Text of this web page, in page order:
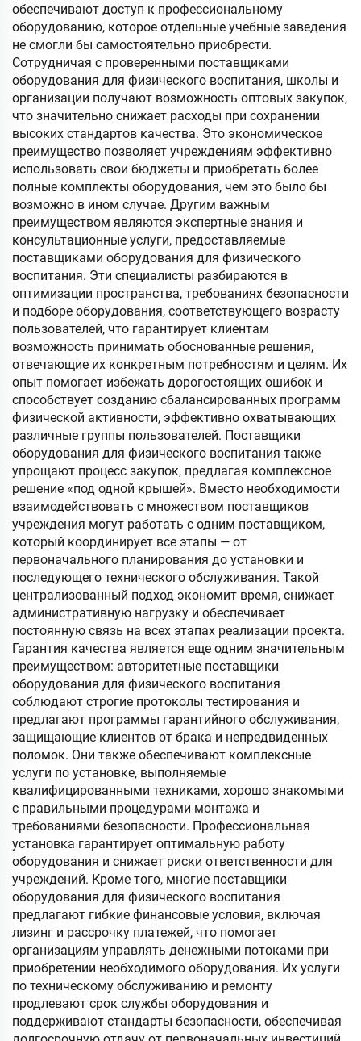
обеспечивают доступ к профессиональному
оборудованию, которое отдельные учебные заведения
не смогли бы самостоятельно приобрести.
Сотрудничая с проверенными поставщиками
оборудования для физического воспитания, школы и
организации получают возможность оптовых закупок,
что значительно снижает расходы при сохранении
высоких стандартов качества. Это экономическое
преимущество позволяет учреждениям эффективно
использовать свои бюджеты и приобретать более
полные комплекты оборудования, чем это было бы
возможно в ином случае. Другим важным
преимуществом являются экспертные знания и
консультационные услуги, предоставляемые
поставщиками оборудования для физического
воспитания. Эти специалисты разбираются в
оптимизации пространства, требованиях безопасности
и подборе оборудования, соответствующего возрасту
пользователей, что гарантирует клиентам
возможность принимать обоснованные решения,
отвечающие их конкретным потребностям и целям. Их
опыт помогает избежать дорогостоящих ошибок и
способствует созданию сбалансированных программ
физической активности, эффективно охватывающих
различные группы пользователей. Поставщики
оборудования для физического воспитания также
упрощают процесс закупок, предлагая комплексное
решение «под одной крышей». Вместо необходимости
взаимодействовать с множеством поставщиков
учреждения могут работать с одним поставщиком,
который координирует все этапы — от
первоначального планирования до установки и
последующего технического обслуживания. Такой
централизованный подход экономит время, снижает
административную нагрузку и обеспечивает
постоянную связь на всех этапах реализации проекта.
Гарантия качества является еще одним значительным
преимуществом: авторитетные поставщики
оборудования для физического воспитания
соблюдают строгие протоколы тестирования и
предлагают программы гарантийного обслуживания,
защищающие клиентов от брака и непредвиденных
поломок. Они также обеспечивают комплексные
услуги по установке, выполняемые
квалифицированными техниками, хорошо знакомыми
с правильными процедурами монтажа и
требованиями безопасности. Профессиональная
установка гарантирует оптимальную работу
оборудования и снижает риски ответственности для
учреждений. Кроме того, многие поставщики
оборудования для физического воспитания
предлагают гибкие финансовые условия, включая
лизинг и рассрочку платежей, что помогает
организациям управлять денежными потоками при
приобретении необходимого оборудования. Их услуги
по техническому обслуживанию и ремонту
продлевают срок службы оборудования и
поддерживают стандарты безопасности, обеспечивая